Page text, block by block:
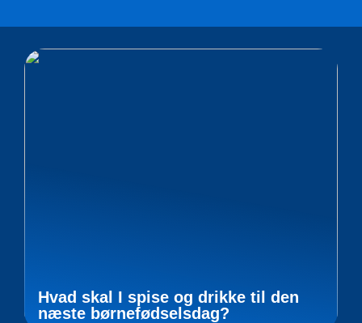
Hvad skal I spise og drikke til den
næste børnefødselsdag?